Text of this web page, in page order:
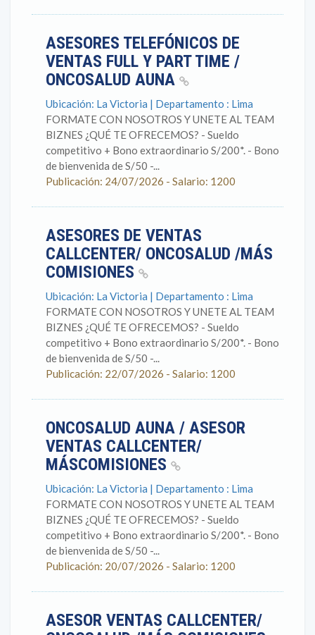
ASESORES TELEFÓNICOS DE
VENTAS FULL Y PART TIME /
ONCOSALUD AUNA
Ubicación: La Victoria | Departamento : Lima
FORMATE CON NOSOTROS Y UNETE AL TEAM
BIZNES ¿QUÉ TE OFRECEMOS? - Sueldo
competitivo + Bono extraordinario S/200*. - Bono
de bienvenida de S/50 -...
Publicación: 24/07/2026 - Salario: 1200
ASESORES DE VENTAS
CALLCENTER/ ONCOSALUD /MÁS
COMISIONES
Ubicación: La Victoria | Departamento : Lima
FORMATE CON NOSOTROS Y UNETE AL TEAM
BIZNES ¿QUÉ TE OFRECEMOS? - Sueldo
competitivo + Bono extraordinario S/200*. - Bono
de bienvenida de S/50 -...
Publicación: 22/07/2026 - Salario: 1200
ONCOSALUD AUNA / ASESOR
VENTAS CALLCENTER/
MÁSCOMISIONES
Ubicación: La Victoria | Departamento : Lima
FORMATE CON NOSOTROS Y UNETE AL TEAM
BIZNES ¿QUÉ TE OFRECEMOS? - Sueldo
competitivo + Bono extraordinario S/200*. - Bono
de bienvenida de S/50 -...
Publicación: 20/07/2026 - Salario: 1200
ASESOR VENTAS CALLCENTER/